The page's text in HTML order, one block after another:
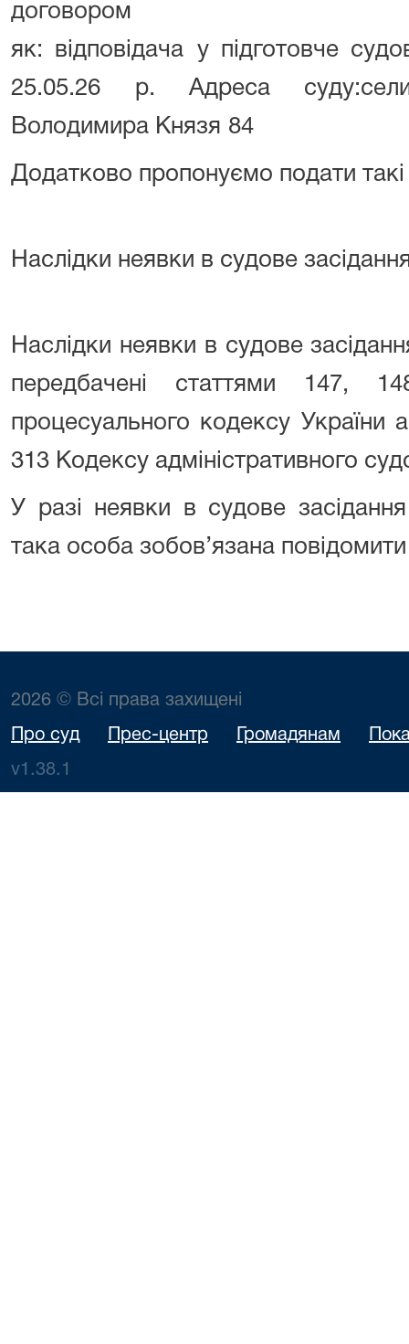
договором
як: відповідача у підготовче
25.05.26
р. Адреса суду:
Володимира Князя 84
Додатково пропонуємо подати
Наслідки неявки в судове
Наслідки неявки в судове
передбачені статтями 147,
процесуального кодексу України
313 Кодексу адміністративного
У разі неявки в судове
така особа зобов’язана
2026 © Всі права захищені
Про суд Прес-центр Громадянам
v1.38.1